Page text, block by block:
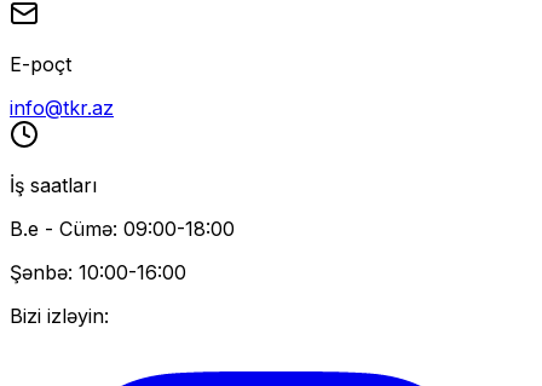
E-poçt
info@tkr.az
İş saatları
B.e - Cümə: 09:00-18:00
Şənbə: 10:00-16:00
Bizi izləyin: